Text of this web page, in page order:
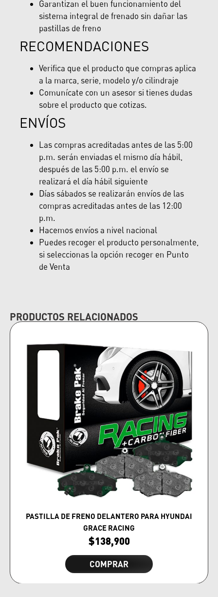
Garantizan el buen funcionamiento del
sistema integral de frenado sin dañar las
pastillas de freno
RECOMENDACIONES
Verifica que el producto que compras aplica
a la marca, serie, modelo y/o cilindraje
Comunícate con un asesor si tienes dudas
sobre el producto que cotizas.
ENVÍOS
Las compras acreditadas antes de las 5:00
p.m. serán enviadas el mismo día hábil,
después de las 5:00 p.m. el envío se
realizará el día hábil siguiente
Días sábados se realizarán envíos de las
compras acreditadas antes de las 12:00
p.m.
Hacemos envíos a nivel nacional
Puedes recoger el producto personalmente,
si seleccionas la opción recoger en Punto
de Venta
PRODUCTOS RELACIONADOS
PASTILLA DE FRENO DELANTERO PARA HYUNDAI
GRACE RACING
$138,900
COMPRAR